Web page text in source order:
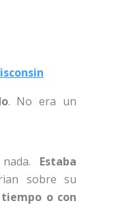
. No era un
Estaba
sobre su
o con